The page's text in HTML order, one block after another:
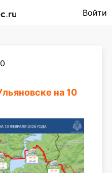
Войти
на 10